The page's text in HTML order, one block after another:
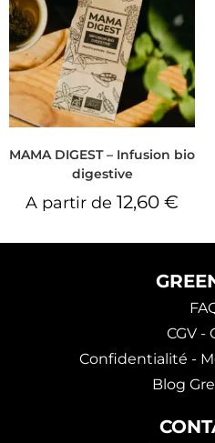
MAMA DIGEST – Infusion bio
digestive
A partir de 12,60 €
CGV -
Confidentialité -
Blog